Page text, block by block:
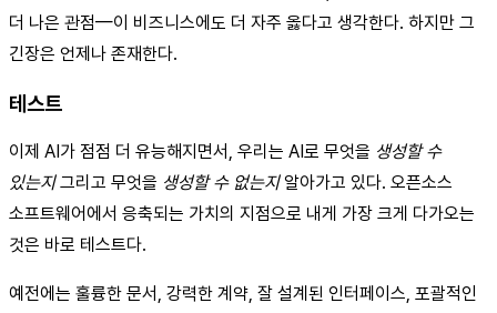
더 나은 관점—이 비즈니스에도 더 자주 옳다고 생각한다. 하지만 그
긴장은 언제나 존재한다.
테스트
이제 AI가 점점 더 유능해지면서, 우리는 AI로 무엇을 생성할 수
있는지그리고 무엇을 생성할 수 없는지알아가고 있다. 오픈소스
소프트웨어에서 응축되는 가치의 지점으로 내게 가장 크게 다가오는
것은 바로 테스트다.
예전에는 훌륭한 문서, 강력한 계약, 잘 설계된 인터페이스, 포괄적인